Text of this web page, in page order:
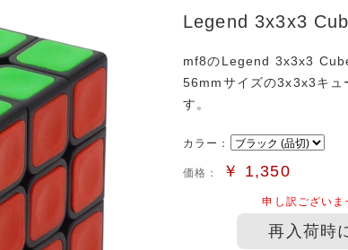
Legend 3x3x3
mf8のLegend 3x3x3
56mmサイズの3x3x3キュ
す。
カラー：
価格： ￥ 1,350
申し訳ございま
再入荷時